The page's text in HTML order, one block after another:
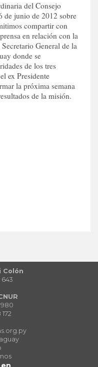
del Consejo
de junio de 2012 sobre
compartir con
en relación con la
General de la
donde se
de los tres
ex Presidente
la próxima semana
de la misión.
Colón
643
980